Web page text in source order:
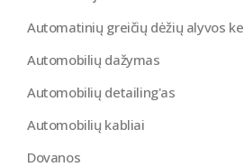
Automatinių greičių dėžių alyvos
Automobilių dažymas
Automobilių detailing'as
Automobilių kabliai
Dovanos